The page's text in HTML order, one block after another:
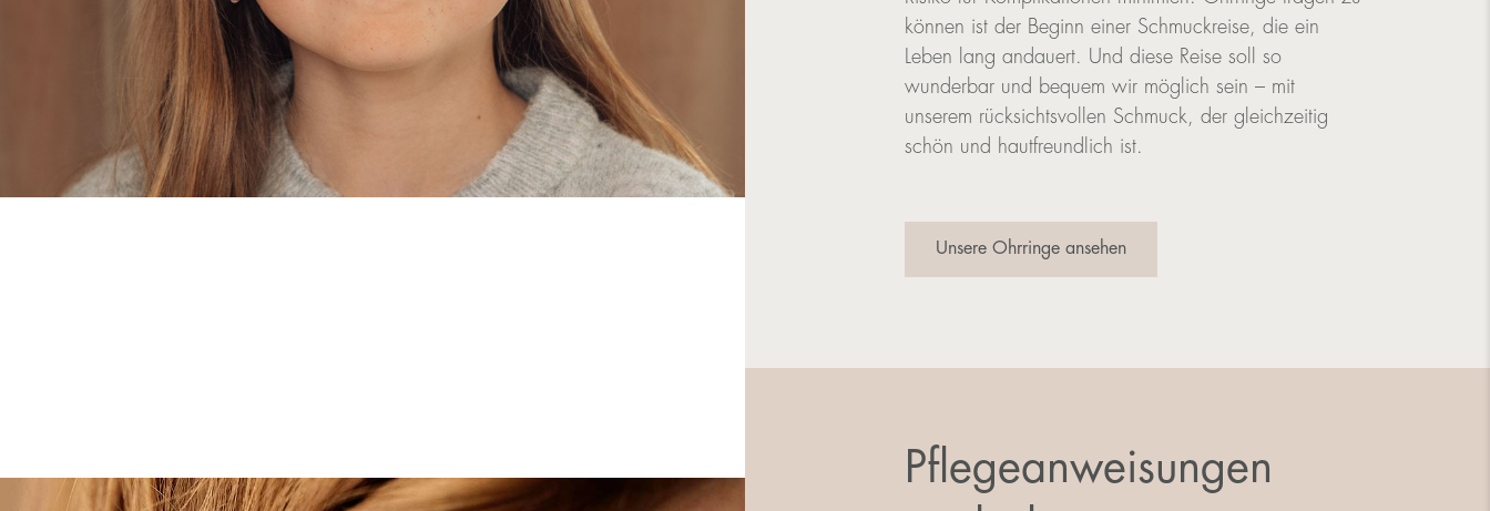
können ist der Beginn einer Schmuckreise, die ein
Leben lang andauert. Und diese Reise soll so
wunderbar und bequem wir möglich sein – mit
unserem rücksichtsvollen Schmuck, der gleichzeitig
schön und hautfreundlich ist.
Unsere Ohrringe ansehen
Pflegeanweisungen